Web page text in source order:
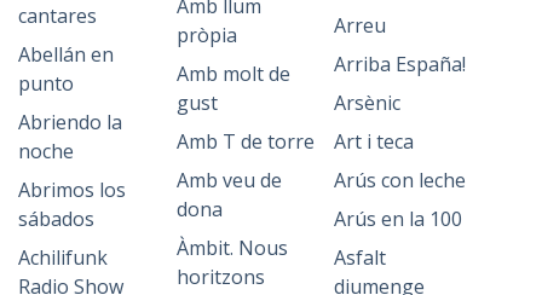
cantares
Abellán en
punto
Abriendo la
noche
Abrimos los
sábados
Achilifunk
Radio Show
Amb llum
pròpia
Amb molt de
gust
Amb T de torre
Amb veu de
dona
Àmbit. Nous
horitzons
Arreu
Arriba España!
Arsènic
Art i teca
Arús con leche
Arús en la 100
Asfalt
diumenge